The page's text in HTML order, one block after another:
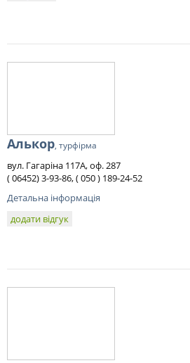
Алькор, турфірма
вул. Гагаріна 117А, оф. 287
( 06452) 3-93-86, ( 050 ) 189-24-52
Детальна інформація
додати відгук